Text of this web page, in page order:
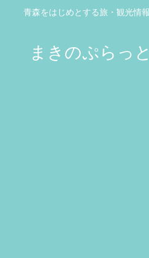
青森をはじめとする旅・観光情
まきのぷらっ